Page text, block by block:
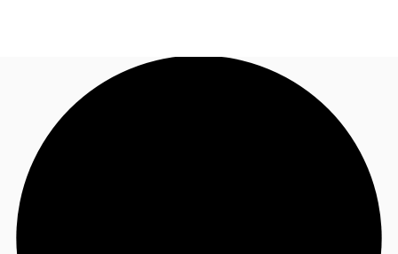
オフィス・事務所
倉庫・物流センター
お電話